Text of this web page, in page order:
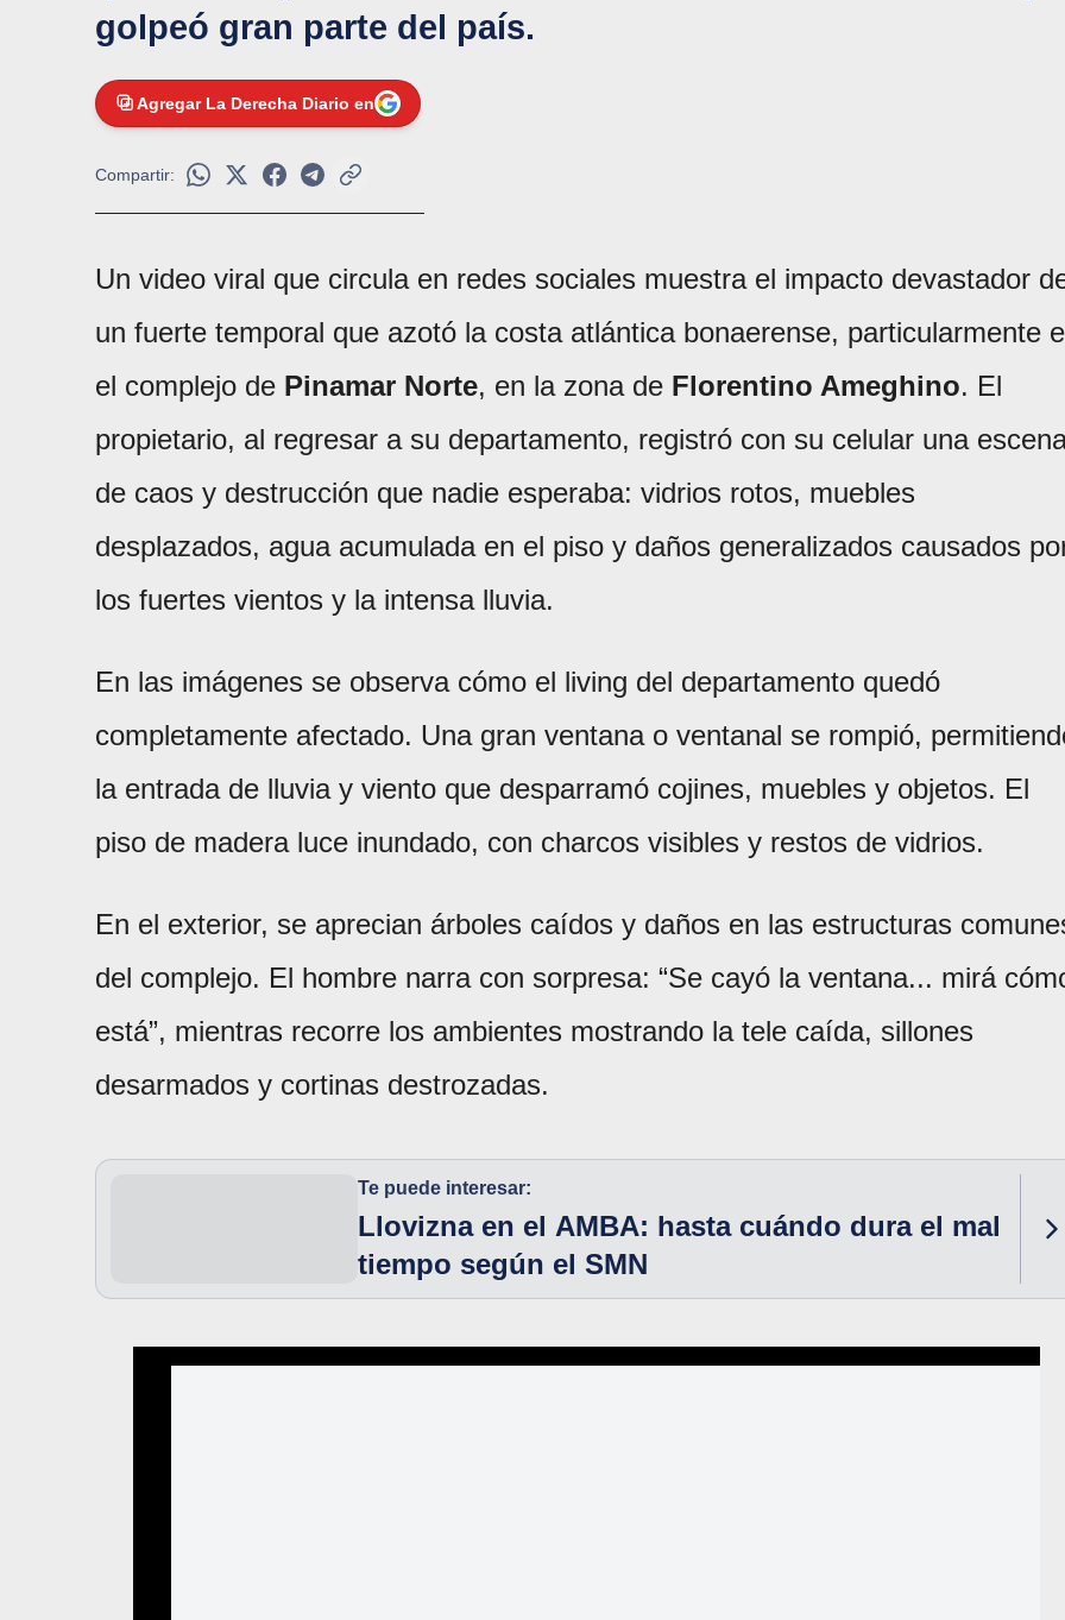
golpeó gran parte del país.
Agregar La Derecha Diario en
Compartir:
Un video viral que circula en redes sociales muestra el impacto devastador
un fuerte temporal que azotó la costa atlántica bonaerense, particularmente
el complejo de Pinamar Norte, en la zona de Florentino Ameghino. El
propietario, al regresar a su departamento, registró con su celular una
de caos y destrucción que nadie esperaba: vidrios rotos, muebles
desplazados, agua acumulada en el piso y daños generalizados causados
los fuertes vientos y la intensa lluvia.
En las imágenes se observa cómo el living del departamento quedó
completamente afectado. Una gran ventana o ventanal se rompió,
la entrada de lluvia y viento que desparramó cojines, muebles y objetos. El
piso de madera luce inundado, con charcos visibles y restos de vidrios.
En el exterior, se aprecian árboles caídos y daños en las estructuras
del complejo. El hombre narra con sorpresa: “Se cayó la ventana... mirá
está”, mientras recorre los ambientes mostrando la tele caída, sillones
desarmados y cortinas destrozadas.
Te puede interesar:
Llovizna en el AMBA: hasta cuándo dura el mal
tiempo según el SMN